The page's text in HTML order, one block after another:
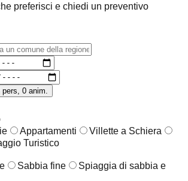
preferisci e chiedi un preventivo
pers, 0 anim.
Appartamenti
Villette a Schiera
Turistico
Sabbia fine
Spiaggia di sabbia e